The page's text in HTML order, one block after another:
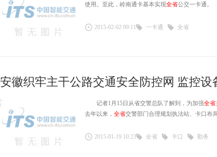
使用。至此，岭南通卡基本实现全省公交一卡通
2015-02-02 09:11 一卡通 全省
安徽织牢主干公路交通安全防控网 监控设
记者1月15日从省交警总队了解到，为加强全省
去年以来， 全省交警部门合理规划执法站、卡口布
2015-01-19 10:23 全省 卡口 勤务